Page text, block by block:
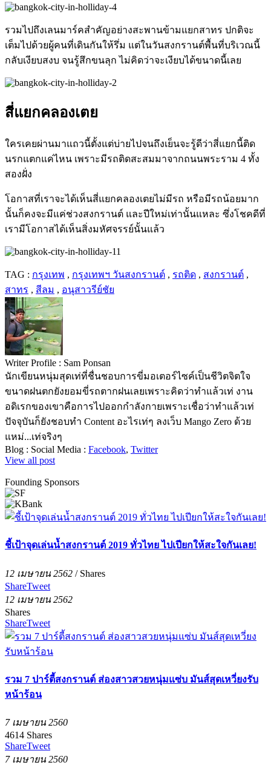
รวมไปถึงเลนมาร์คสำคัญอย่างสะพานข้ามแยกสาทร ปกติจะ
เต็มไปด้วยผู้คนที่เดินกันให้รึ่ม แต่ในวันสงกรานต์พื้นที่บริเวณนี้
กลับเงียบสงบ จนรู้สึกขนลุก ไม่คิดว่าจะเงียบได้ขนาดนี้เลย
สี่แยกคลองเตย
ใครเคยผ่านมาแถวนี้ตั้งแต่บ่ายไปจนถึงเย็นจะรู้ดีว่าสี่แยกนี้ติด
นรกแตกแค่ไหน เพราะมีรถติดสะสมมาจากถนนพระราม 4 ทั้ง
สองฝั่ง
โอกาสที่เราจะได้เห็นสี่แยกคลองเตยไม่มีรถ หรือมีรถน้อยมาก
นั้นก็คงจะมีแค่ช่วงสงกรานต์ และปีใหม่เท่านั้นแหละ ซึ่งโชคดีที่
เรามีโอกาสได้เห็นสิ่งมหัศจรรย์นั้นแล้ว
TAG : กรุงเทพ , กรุงเทพฯ วันสงกรานต์ , รถติด , สงกรานต์ ,
สาทร , สีลม , อนุสาวรีย์ชัย
Writer Profile : Sam Ponsan
นักเขียนหนุ่มสุดเท่ที่ชื่นชอบการขี่มอเตอร์ไซค์เป็นชีวิตจิตใจ
ขนาดฝนตกยังยอมขี่รถตากฝนเลยเพราะคิดว่าทำแล้วเท่ งาน
อดิเรกของเขาคือการไปออกกำลังกายเพราะเชื่อว่าทำแล้วเท่
ปัจจุบันก็ยังชอบทำ Content อะไรเท่ๆ ลงเว็บ Mango Zero ด้วย
แหม่...เท่จริงๆ
Blog : Social Media : Facebook, Twitter
View all post
Founding Sponsors
ชี้เป้าจุดเล่นน้ำสงกรานต์ 2019 ทั่วไทย ไปเปียกให้สะใจกันเลย!
12 เมษายน 2562 / Shares
ShareTweet
12 เมษายน 2562
Shares
ShareTweet
รวม 7 ปาร์ตี้สงกรานต์ ส่องสาวสวยหนุ่มแซ่บ มันส์สุดเหวี่ยงรับ
หน้าร้อน
7 เมษายน 2560
4614 Shares
ShareTweet
7 เมษายน 2560